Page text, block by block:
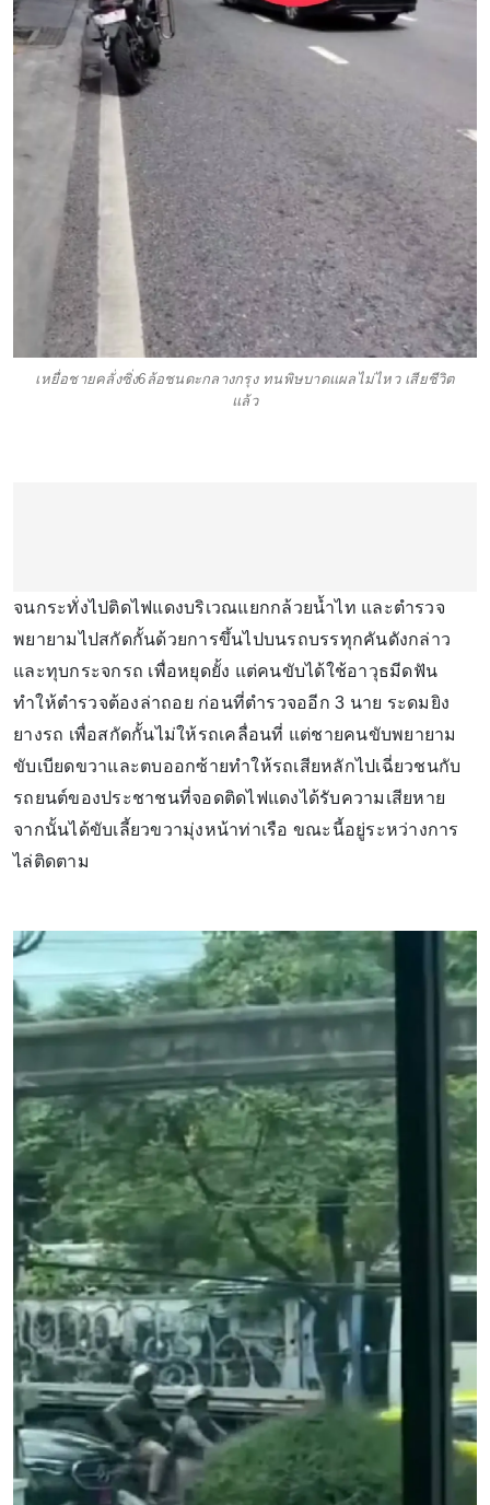
เหยื่อชายคลั่งซิ่ง6ล้อชนดะกลางกรุง ทนพิษบาดแผลไม่ไหว เสียชีวิต
แล้ว
จนกระทั่งไปติดไฟแดงบริเวณแยกกล้วยน้ำไท และตำรวจ
พยายามไปสกัดกั้นด้วยการขึ้นไปบนรถบรรทุกคันดังกล่าว
และทุบกระจกรถ เพื่อหยุดยั้ง แต่คนขับได้ใช้อาวุธมีดฟัน
ทำให้ตำรวจต้องล่าถอย ก่อนที่ตำรวจออีก 3 นาย ระดมยิง
ยางรถ เพื่อสกัดกั้นไม่ให้รถเคลื่อนที่ แต่ชายคนขับพยายาม
ขับเบียดขวาและตบออกซ้ายทำให้รถเสียหลักไปเฉี่ยวชนกับ
รถยนต์ของประชาชนที่จอดติดไฟแดงได้รับความเสียหาย
จากนั้นได้ขับเลี้ยวขวามุ่งหน้าท่าเรือ ขณะนี้อยู่ระหว่างการ
ไล่ติดตาม